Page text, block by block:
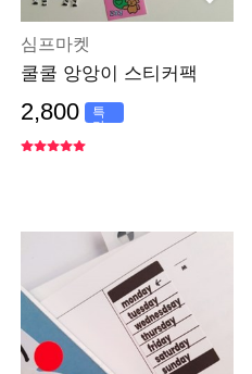
심프마켓
쿨쿨 앙앙이 스티커팩
2,800
특
가